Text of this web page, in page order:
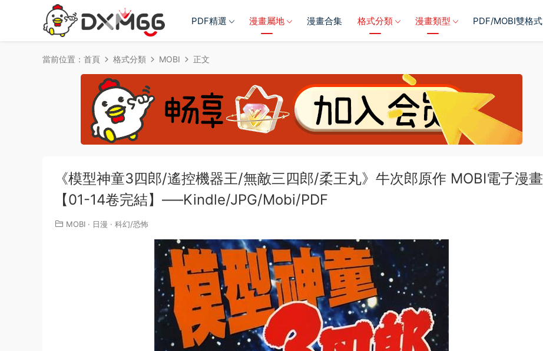
PDF精選 漫畫屬地 漫畫合集 格式分類 漫畫類型 PDF/MOBI雙格式
當前位置： 首頁 格式分類 MOBI 正文
《模型神童3四郎/遙控機器王/無敵三四郎/柔王丸》牛次郎原作 MOBI電子漫畫
【01-14卷完結】—–Kindle/JPG/Mobi/PDF
MOBI · 日漫 · 科幻/恐怖